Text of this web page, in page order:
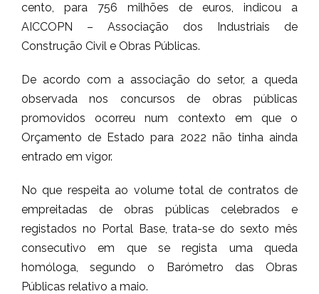
cento, para 756 milhões de euros, indicou a
AICCOPN – Associação dos Industriais de
Construção Civil e Obras Públicas.
De acordo com a associação do setor, a queda
observada nos concursos de obras públicas
promovidos ocorreu num contexto em que o
Orçamento de Estado para 2022 não tinha ainda
entrado em vigor.
No que respeita ao volume total de contratos de
empreitadas de obras públicas celebrados e
registados no Portal Base, trata-se do sexto mês
consecutivo em que se regista uma queda
homóloga, segundo o Barómetro das Obras
Públicas relativo a maio.